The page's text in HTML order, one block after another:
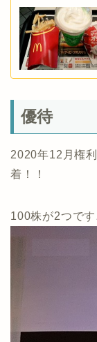
優待
2020年12月権
着！！
100株が2つです